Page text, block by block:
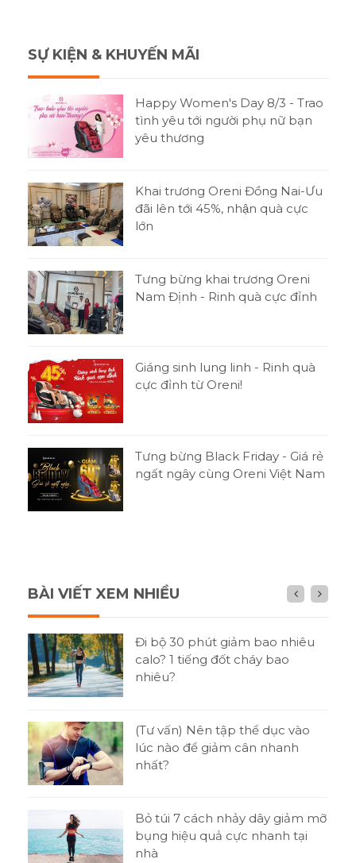
SỰ KIỆN & KHUYẾN MÃI
Happy Women's Day 8/3 - Trao
tình yêu tới người phụ nữ bạn
yêu thương
Khai trương Oreni Đồng Nai-Ưu
đãi lên tới 45%, nhận quà cực
lớn
Tưng bừng khai trương Oreni
Nam Định - Rinh quà cực đỉnh
Giáng sinh lung linh - Rinh quà
cực đỉnh từ Oreni!
Tưng bừng Black Friday - Giá rẻ
ngất ngây cùng Oreni Việt Nam
BÀI VIẾT XEM NHIỀU
Đi bộ 30 phút giảm bao nhiêu
calo? 1 tiếng đốt cháy bao
nhiêu?
(Tư vấn) Nên tập thể dục vào
lúc nào để giảm cân nhanh
nhất?
Bỏ túi 7 cách nhảy dây giảm mỡ
bụng hiệu quả cực nhanh tại
nhà